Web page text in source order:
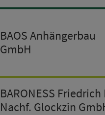
BAOS Anhängerbau
GmbH
BARONESS
Nachf. Glockzin